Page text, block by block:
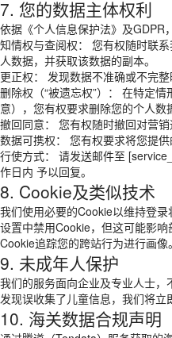
7. 您的数据主体权利
依据《个人信息保护法》及GDPR
知情权与查阅权： 您有权随时联
人数据，并获取该数据的副本。
更正权： 发现数据不准确或不完整
删除权（“被遗忘权”）： 在特定
意），您有权要求删除您的个人数
撤回同意： 您有权随时撤回对营销
数据可携权： 您有权要求将您提
行使方式： 请发送邮件至
作日内 予以回复。
8. Cookie及类似技术
我们使用必要的Cookie以维持登
设置中禁用Cookie，但这可能影
Cookie追踪您的跨站行为进行画像。
9. 未成年人保护
我们的服务面向企业及专业人士
发现误收集了儿童信息，我们将立
10. 海关数据合规声明